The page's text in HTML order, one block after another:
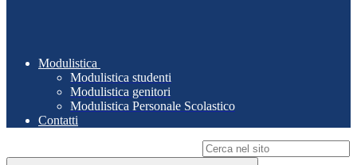
Modulistica
Modulistica studenti
Modulistica genitori
Modulistica Personale Scolastico
Contatti